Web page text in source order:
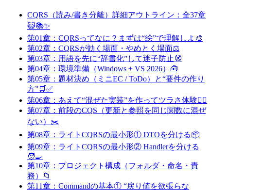
CQRS（読み/書き分離）詳細アウトライン：全37章
😺📚✨
第01章：CQRSってなに？まずは“絵”で理解しよ🎨
第02章：CQRSが効く場面・やめとく場面⚖️
第03章：用語を先に“辞書化”して迷子防止🧭
第04章：環境準備（Windows + VS 2026）🧰
第05章：題材決め（ミニEC / ToDo）と“要件の作り
方”🛒✅
第06章：あえて“混ぜた実装”を作ってツラさ体験😵‍💫
第07章：前段のCQS（更新と参照を同じ関数に混ぜ
ない）✂️
第08章：ライトCQRSの最小形① DTOを分ける📦
第09章：ライトCQRSの最小形② Handlerを分ける
🧑‍🍳
第10章：プロジェクト構成（フォルダ・命名・責
務）📁
第11章：Commandの基本① “戻り値を欲張らな